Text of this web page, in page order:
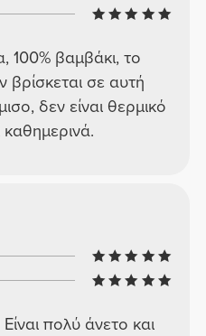
100% βαμβάκι, το
βρίσκεται σε αυτή
δεν είναι θερμικό
πολύ άνετο και